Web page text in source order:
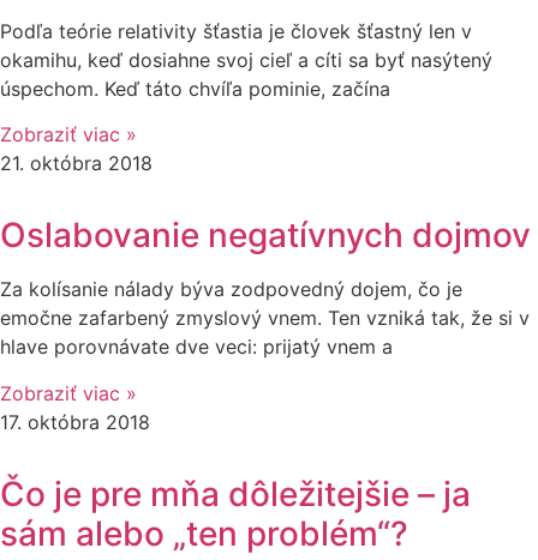
Podľa teórie relativity šťastia je človek šťastný len v
okamihu, keď dosiahne svoj cieľ a cíti sa byť nasýtený
úspechom. Keď táto chvíľa pominie, začína
Zobraziť viac »
21. októbra 2018
Oslabovanie negatívnych dojmov
Za kolísanie nálady býva zodpovedný dojem, čo je
emočne zafarbený zmyslový vnem. Ten vzniká tak, že si v
hlave porovnávate dve veci: prijatý vnem a
Zobraziť viac »
17. októbra 2018
Čo je pre mňa dôležitejšie – ja
sám alebo „ten problém“?